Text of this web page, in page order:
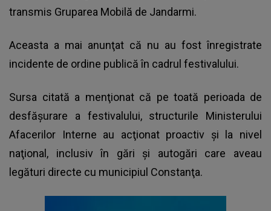
transmis Gruparea Mobilă de Jandarmi.
Aceasta a mai anunţat că nu au fost înregistrate
incidente de ordine publică în cadrul festivalului.
Sursa citată a menţionat că pe toată perioada de
desfăşurare a festivalului, structurile Ministerului
Afacerilor Interne au acţionat proactiv şi la nivel
naţional, inclusiv în gări şi autogări care aveau
legături directe cu municipiul Constanţa.